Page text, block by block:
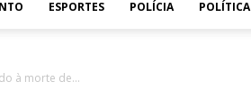
ESPORTES POLÍCIA POLÍTICA
à morte de...